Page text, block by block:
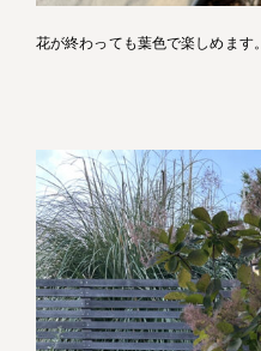
花が終わっても葉色で楽しめます。